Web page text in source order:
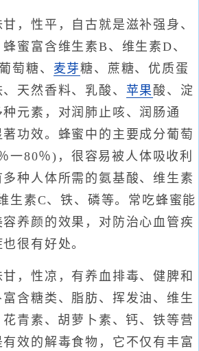
性平，自古就是滋补强身、
蜜富含维生素B、维生素D、
萄糖、 麦芽糖、蔗糖、优质蛋
天然香料、乳酸、 苹果 酸、淀
元素，对润肺止咳、润肠通
功效。蜂蜜中的主要成分葡萄
一80％)，很容易被人体吸收利
种人体所需的氨基酸、维生素
生素C、铁、磷等。常吃蜂蜜能
养颜的效果，对防治心血管疾
很有好处。
性凉，有养血排毒、健脾和
含糖类、脂肪、挥发油、维生
青素、胡萝卜素、钙、铁等营
效的解毒食物，它不仅有丰富